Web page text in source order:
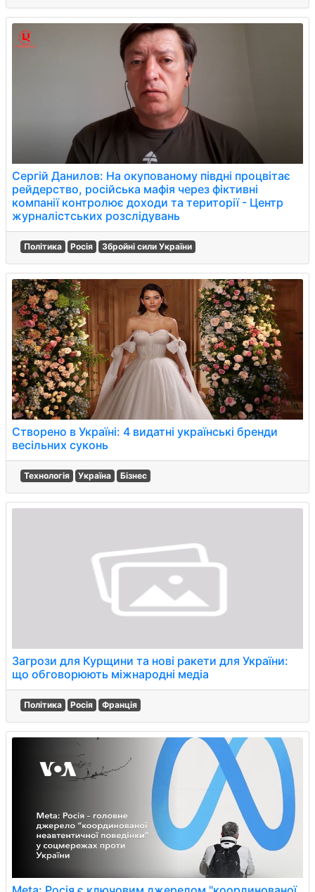
Сергій Данилов: На окупованому півдні процвітає
рейдерство, російська мафія через фіктивні
компанії контролює доходи та території - Центр
журналістських розслідувань
Політика Росія Збройні сили України
Створено в Україні: 4 видатні українські бренди
весільних суконь
Технологія Україна Бізнес
Загрози для Курщини та нові ракети для України:
що обговорюють міжнародні медіа
Політика Росія Франція